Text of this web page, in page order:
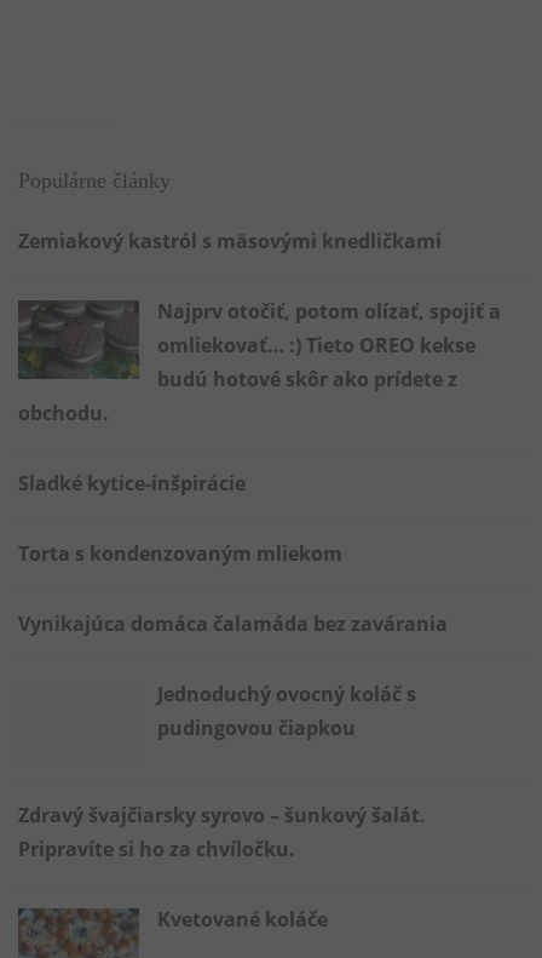
Populárne články
Zemiakový kastról s mäsovými knedličkami
Najprv otočiť, potom olízať, spojiť a
omliekovať… :) Tieto OREO kekse
budú hotové skôr ako prídete z
obchodu.
Sladké kytice-inšpirácie
Torta s kondenzovaným mliekom
Vynikajúca domáca čalamáda bez zavárania
Jednoduchý ovocný koláč s
pudingovou čiapkou
Zdravý švajčiarsky syrovo – šunkový šalát.
Pripravíte si ho za chvíločku.
Kvetované koláče